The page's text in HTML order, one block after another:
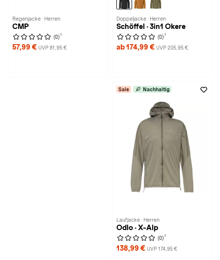
Regenjacke · Herren
CMP
(0) 1
57,99 € UVP 81,95 €
Doppeljacke · Herren
Schöffel · 3in1 Okere
(0) 1
ab 174,99 € UVP 205,95 €
Sale Nachhaltig
Laufjacke · Herren
Odlo · X-Alp
(0) 1
138,99 € UVP 174,95 €